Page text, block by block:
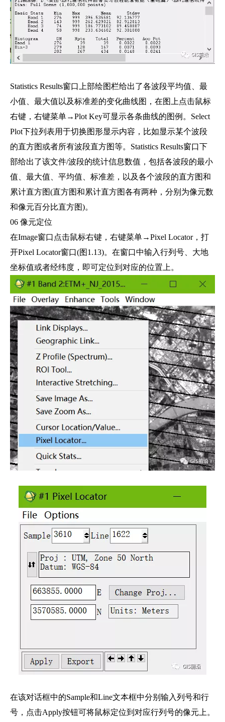
Statistics Results窗口上部绘图栏给出了各波段平均值、最
小值、最大值以及标准差的变化曲线图，在图上点击鼠标
右键，右键菜单→Plot Key可显示各条曲线的图例。Select
Plot下拉列表用于切换图形显示内容，比如显示某个波段
的直方图或者所有波段直方图等。Statistics Results窗口下
部给出了该文件/波段的统计信息数值，包括各波段的最小
值、最大值、平均值、标准差，以及各个波段的直方图和
累计直方图(直方图和累计直方图各有两种，分别为像元数
和像元百分比直方图)。
06 像元定位
在Image窗口点击鼠标右键，右键菜单→Pixel Locator，打
开Pixel Locator窗口(图1.13)。在窗口中输入行列号、大地
坐标值或者经纬度，即可定位到对应的位置上。
在该对话框中的Sample和Line文本框中分别输入列号和行
号，点击Apply按钮可将鼠标定位到对应行列号的像元上。